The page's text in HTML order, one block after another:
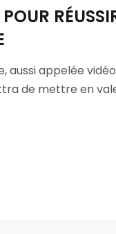
aussi appelée vidéo
de mettre en